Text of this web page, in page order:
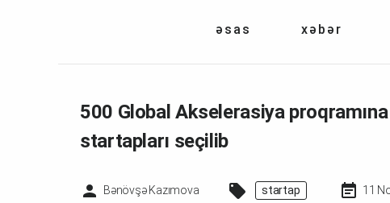
əsas xəbər
500 Global Akselerasiya
startapları seçilib
Bənövşə Kazımova startap 11